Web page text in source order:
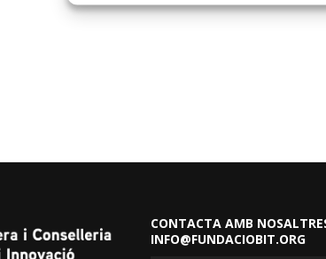
CONTACTA AMB
INFO@FUNDACIOBIT.ORG